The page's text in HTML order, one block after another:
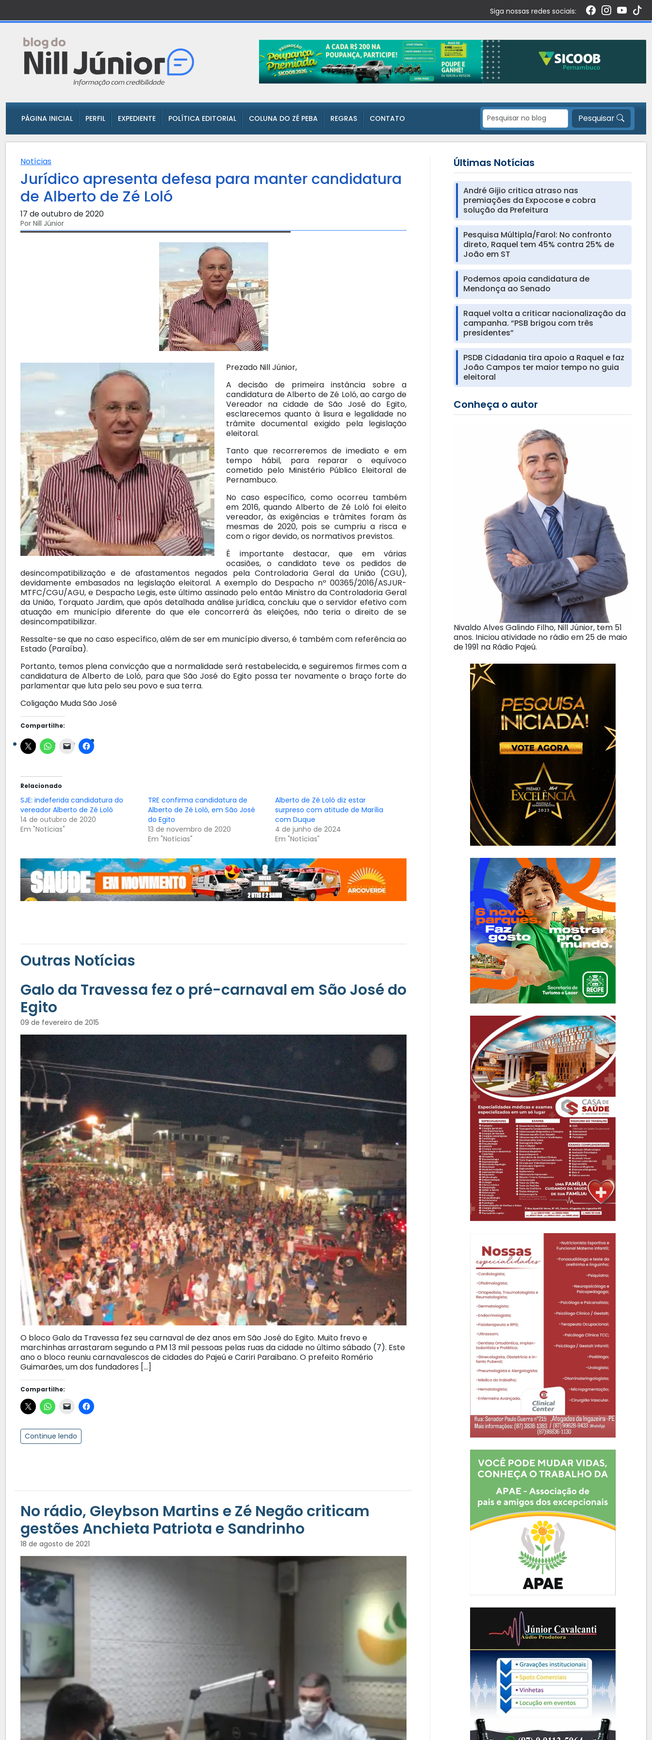
Siga nossas redes sociais:
PÁGINA INICIAL PERFIL EXPEDIENTE POLÍTICA EDITORIAL COLUNA DO ZÉ PEBA REGRAS CONTATO Pesquisar
Notícias
Jurídico apresenta defesa para manter candidatura
de Alberto de Zé Loló
17 de outubro de 2020
Por Nill Júnior
Prezado Nill Júnior,
A decisão de primeira instância sobre a
candidatura de Alberto de Zé Loló, ao cargo de
Vereador na cidade de São José do Egito,
esclarecemos quanto à lisura e legalidade no
trâmite documental exigido pela legislação
eleitoral.
Tanto que recorreremos de imediato e em
tempo hábil, para reparar o equívoco
cometido pelo Ministério Público Eleitoral de
Pernambuco.
No caso específico, como ocorreu também
em 2016, quando Alberto de Zé Loló foi eleito
vereador, às exigências e trâmites foram às
mesmas de 2020, pois se cumpriu a risca e
com o rigor devido, os normativos previstos.
É importante destacar, que em várias
ocasiões, o candidato teve os pedidos de
desincompatibilização e de afastamentos negados pela Controladoria Geral da União (CGU),
devidamente embasados na legislação eleitoral. A exemplo do Despacho nº 00365/2016/ASJUR-
MTFC/CGU/AGU, e Despacho Legis, este último assinado pelo então Ministro da Controladoria Geral
da União, Torquato Jardim, que após detalhada análise jurídica, concluiu que o servidor efetivo com
atuação em município diferente do que ele concorrerá às eleições, não teria o direito de se
desincompatibilizar.
Ressalte-se que no caso específico, além de ser em município diverso, é também com referência ao
Estado (Paraíba).
Portanto, temos plena convicção que a normalidade será restabelecida, e seguiremos firmes com a
candidatura de Alberto de Loló, para que São José do Egito possa ter novamente o braço forte do
parlamentar que luta pelo seu povo e sua terra.
Coligação Muda São José
Compartilhe:
Relacionado
SJE: indeferida candidatura do
vereador Alberto de Zé Loló
14 de outubro de 2020
Em "Notícias"
TRE confirma candidatura de
Alberto de Zé Loló, em São José
do Egito
13 de novembro de 2020
Em "Notícias"
Alberto de Zé Loló diz estar
surpreso com atitude de Marília
com Duque
4 de junho de 2024
Em "Notícias"
Outras Notícias
Galo da Travessa fez o pré-carnaval em São José do
Egito
09 de fevereiro de 2015
O bloco Galo da Travessa fez seu carnaval de dez anos em São José do Egito. Muito frevo e
marchinhas arrastaram segundo a PM 13 mil pessoas pelas ruas da cidade no último sábado (7). Este
ano o bloco reuniu carnavalescos de cidades do Pajeú e Cariri Paraibano. O prefeito Romério
Guimarães, um dos fundadores […]
Compartilhe:
Continue lendo
No rádio, Gleybson Martins e Zé Negão criticam
gestões Anchieta Patriota e Sandrinho
18 de agosto de 2021
Últimas Notícias
André Gijio critica atraso nas
premiações da Expocose e cobra
solução da Prefeitura
Pesquisa Múltipla/Farol: No confronto
direto, Raquel tem 45% contra 25% de
João em ST
Podemos apoia candidatura de
Mendonça ao Senado
Raquel volta a criticar nacionalização da
campanha. “PSB brigou com três
presidentes”
PSDB Cidadania tira apoio a Raquel e faz
João Campos ter maior tempo no guia
eleitoral
Conheça o autor
Nivaldo Alves Galindo Filho, Nill Júnior, tem 51
anos. Iniciou atividade no rádio em 25 de maio
de 1991 na Rádio Pajeú.